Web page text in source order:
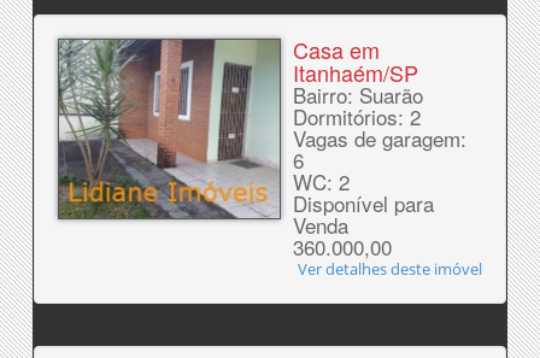
Casa em
Itanhaém/SP
Bairro: Suarão
Dormitórios: 2
Vagas de garagem:
6
WC: 2
Disponível para
Venda
360.000,00
Ver detalhes deste imóvel